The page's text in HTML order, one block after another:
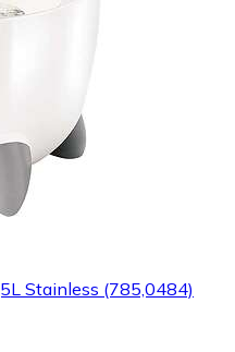
Stainless (785,0484)